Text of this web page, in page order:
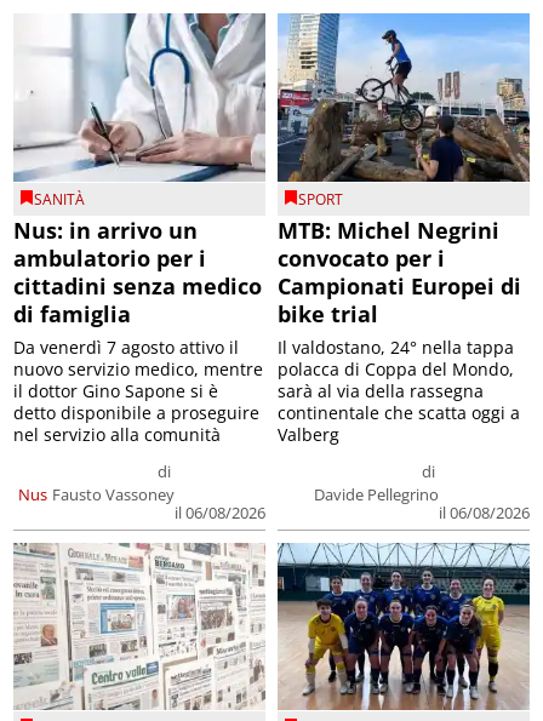
SANITÀ
Nus: in arrivo un
ambulatorio per i
cittadini senza medico
di famiglia
Nus
di
Fausto Vassoney
il 06/08/2026
Da venerdì 7 agosto attivo il
nuovo servizio medico, mentre
il dottor Gino Sapone si è
detto disponibile a proseguire
nel servizio alla comunità
SPORT
MTB: Michel Negrini
convocato per i
Campionati Europei di
bike trial
di
Davide Pellegrino
il 06/08/2026
Il valdostano, 24° nella tappa
polacca di Coppa del Mondo,
sarà al via della rassegna
continentale che scatta oggi a
Valberg